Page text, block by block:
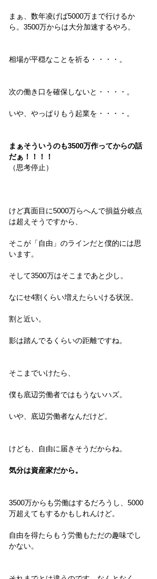
まぁ、数年凌げば5000万まで行けるか
ら。3500万からは大分加速するやろ。
相場が平穏なことを祈る・・・・。
次の働き口を確保しないと・・・・。
いや、やっぱりもう起業を・・・・。
まぁそういうのも3500万作ってからの話
だぁ！！！！
（思考停止）
けど真面目に5000万らへんで損益分岐点
は超えそうですから、
そこが「自由」のラインだと僕的には思
います。
そして3500万はそこまであと少し。
なにせ4割くらい増えたらいける状況。
割と近い。
影は踏んでるくらいの距離ですね。
そこまでいけたら、
僕も底辺労働者ではもうないハズ。
いや、底辺労働者なんだけど。
けども、自由に届きそうだからね。
気分は資産家だから。
3500万からも労働はするだろうし、5000
万超えてもするかもしれんけど。
自由を得たらもう労働もただの趣味でし
かない。